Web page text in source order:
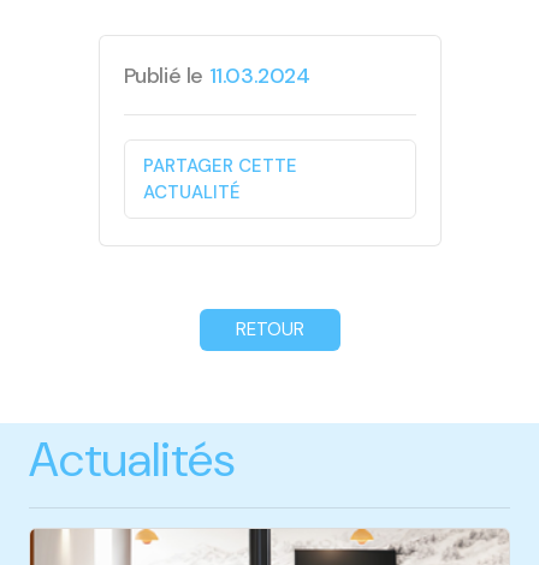
Publié le 11.03.2024
PARTAGER CETTE
ACTUALITÉ
RETOUR
Actualités